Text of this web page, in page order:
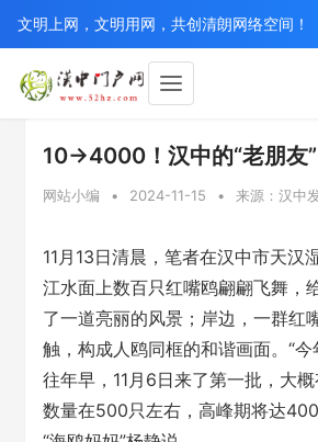
文明上网，文明用网，共创清朗网络空间！
10→4000！汉中的“老朋友”
网站小编 • 2024-11-15 • 来源：汉中
11月13日清晨，笔者在汉中市天汉
江水面上数百只红嘴鸥翩翩飞舞，
了一道亮丽的风景；岸边，一群红
触，构成人鸥同框的和谐画面。“
往年早，11月6日来了第一批，大
数量在500只左右，高峰期将达